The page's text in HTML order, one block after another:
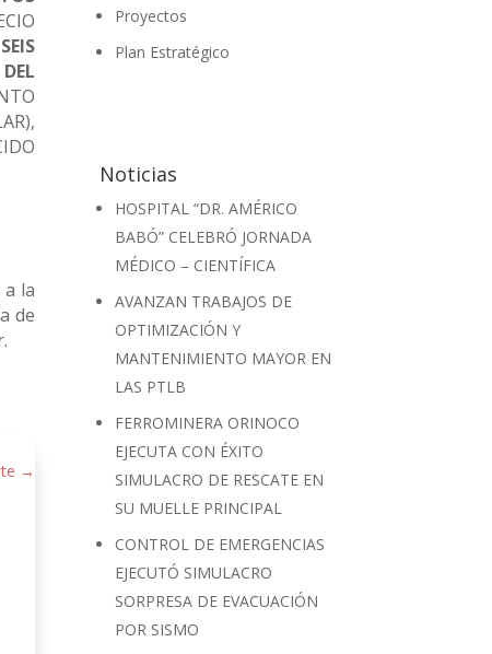
la
de
→
Proyectos
Plan Estratégico
Noticias
HOSPITAL “DR. AMÉRICO
BABÓ” CELEBRÓ JORNADA
MÉDICO – CIENTÍFICA
AVANZAN TRABAJOS DE
OPTIMIZACIÓN Y
MANTENIMIENTO MAYOR EN
LAS PTLB
FERROMINERA ORINOCO
EJECUTA CON ÉXITO
SIMULACRO DE RESCATE EN
SU MUELLE PRINCIPAL
CONTROL DE EMERGENCIAS
EJECUTÓ SIMULACRO
SORPRESA DE EVACUACIÓN
POR SISMO